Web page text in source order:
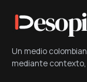
Un medio
mediante